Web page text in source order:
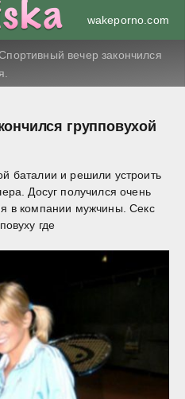
wakeporno.com
вечер закончился
групповухой
баталии и решили устроить
Досуг получился очень
в компании мужчины. Секс
где